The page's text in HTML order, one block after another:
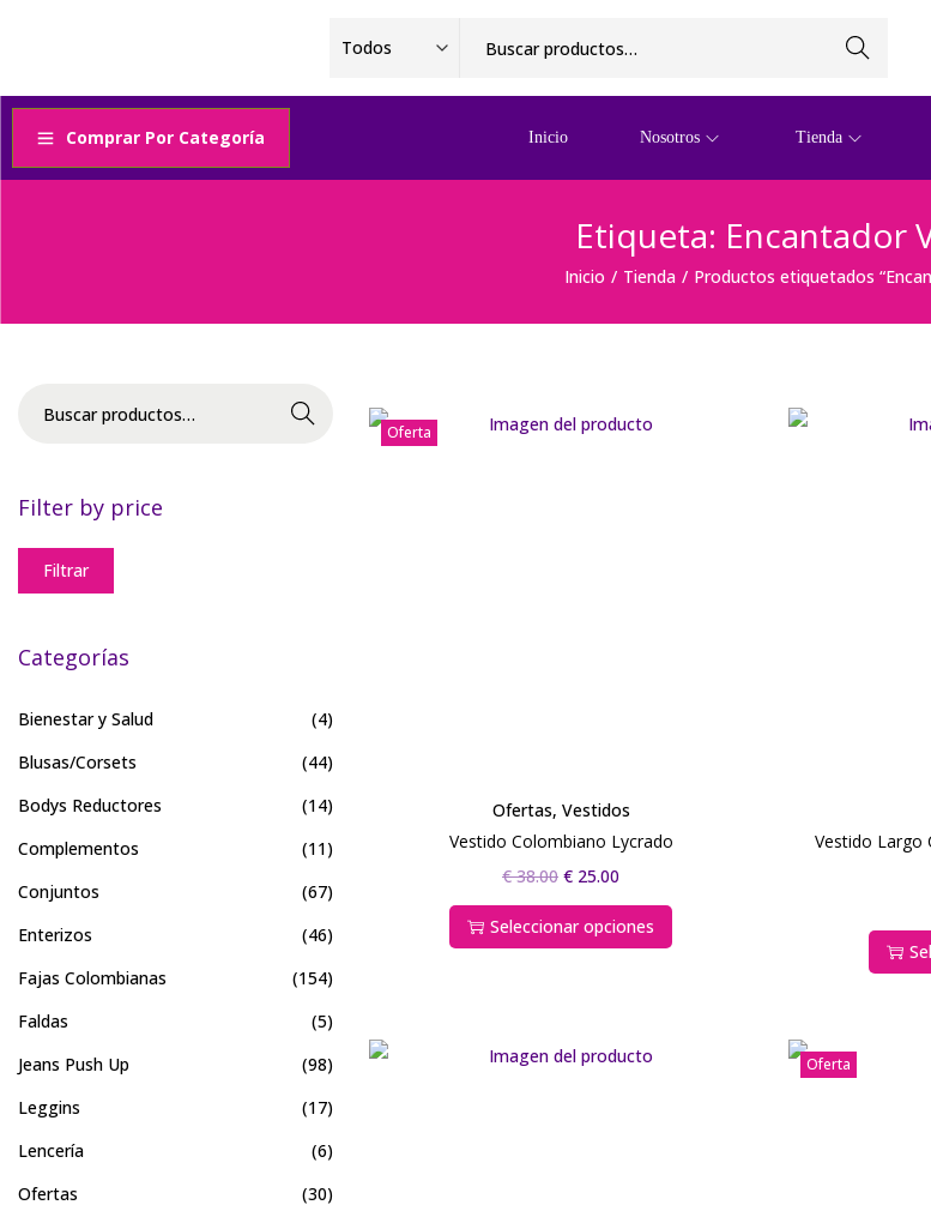
Buscar
Comprar Por Categoría Inicio Nosotros Tienda
Etiqueta: Encantador
Inicio / Tienda / Productos etiquetados
Oferta
Ofertas, Vestidos
Vestido Colombiano Lycrado
€38.00 € 25.00
Seleccionar opciones
Vestido Largo
Oferta
Buscar
Filter by price
Filtrar
Categorías
Bienestar y Salud
(4)
Blusas/Corsets
(44)
Bodys Reductores
(14)
Complementos
(11)
Conjuntos
(67)
Enterizos
(46)
Fajas Colombianas
(154)
Faldas
(5)
Jeans Push Up
(98)
Leggins
(17)
Lencería
(6)
Ofertas
(30)